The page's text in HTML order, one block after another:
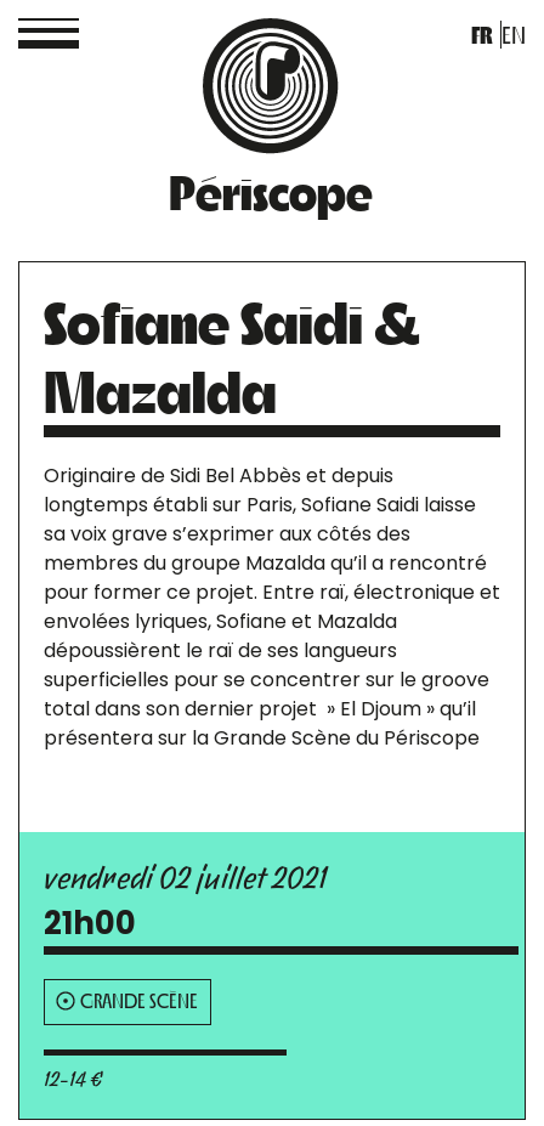
Périscope
FR EN
Sofiane Saidi &
Mazalda
Originaire de Sidi Bel Abbès et depuis
longtemps établi sur Paris, Sofiane Saidi laisse
sa voix grave s’exprimer aux côtés des
membres du groupe Mazalda qu’il a rencontré
pour former ce projet. Entre raï, électronique et
envolées lyriques, Sofiane et Mazalda
dépoussièrent le raï de ses langueurs
superficielles pour se concentrer sur le groove
total dans son dernier projet » El Djoum » qu’il
présentera sur la Grande Scène du Périscope
vendredi 02 juillet 2021
21h00
GRANDE SCÈNE
12-14 €